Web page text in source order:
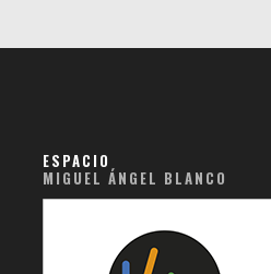
ESPACIO
MIGUEL ÁNGEL BLANCO